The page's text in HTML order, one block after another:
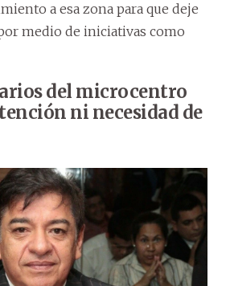
a esa zona para que deje
medio de iniciativas como
del microcentro
ni necesidad de